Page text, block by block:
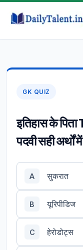
GK QUIZ
इतिहास के
पदवी सही
A सुकरात
B यूरिपीडिज
C हेरोडोट्स